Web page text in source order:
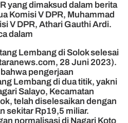
yang dimaksud dalam berita
Komisi V DPR, Muhammad
V DPR, Athari Gauthi Ardi.
dalam
Lembang di Solok selesai
28 Juni 2023).
pengerjaan
Lembang di dua titik, yakni
Salayo, Kecamatan
telah diselesaikan dengan
sekitar Rp19,5 miliar.
normalisasi di Nagari Koto